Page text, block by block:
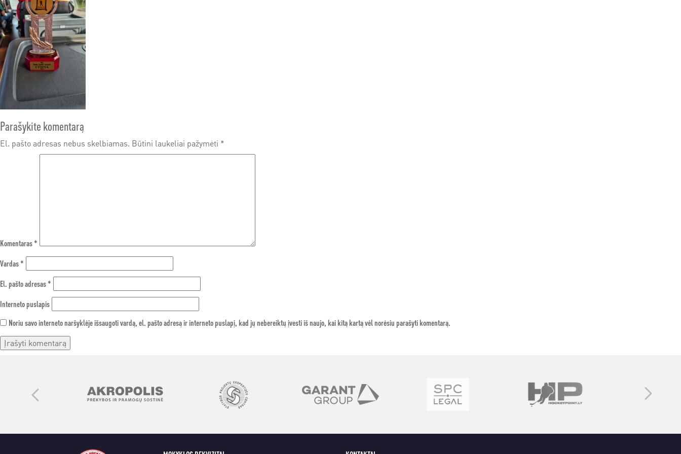
Parašykite komentarą
El. pašto adresas nebus skelbiamas. Būtini laukeliai pažymėti *
Komentaras*
Vardas*
El. pašto adresas*
Interneto puslapis
Noriu savo interneto naršyklėje išsaugoti vardą, el. pašto adresą ir interneto puslapį, kad jų nebereiktų įvesti iš naujo, kai kitą kartą vėl norėsiu parašyti komentarą.